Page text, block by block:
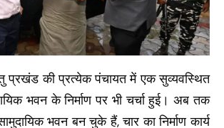
प्रखंड की प्रत्येक पंचायत में एक सुव्यवस्थित
भवन के निर्माण पर भी चर्चा हुई। अब तक
भवन बन चुके हैं, चार का निर्माण कार्य